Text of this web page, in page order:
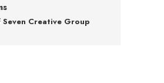
Seven Creative Group